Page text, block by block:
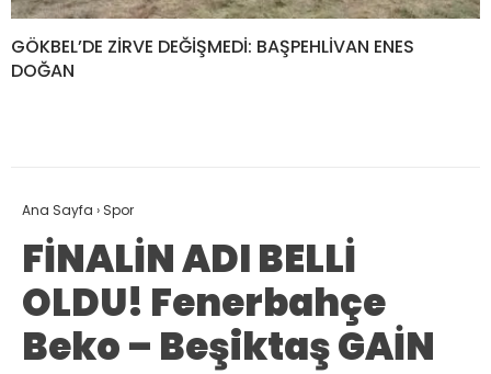
GÖKBEL’DE ZİRVE DEĞİŞMEDİ: BAŞPEHLİVAN ENES
DOĞAN
Ana Sayfa › Spor
FİNALİN ADI BELLİ
OLDU! Fenerbahçe
Beko – Beşiktaş GAİN